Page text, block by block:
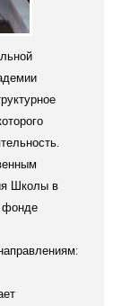
Школы в
фонде